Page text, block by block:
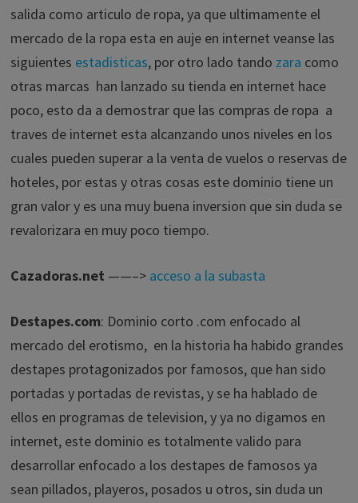
salida como articulo de ropa, ya que ultimamente el
mercado de la ropa esta en auje en internet veanse las
siguientes estadisticas, por otro lado tando zara como
otras marcas han lanzado su tienda en internet hace
poco, esto da a demostrar que las compras de ropa a
traves de internet esta alcanzando unos niveles en los
cuales pueden superar a la venta de vuelos o reservas de
hoteles, por estas y otras cosas este dominio tiene un
gran valor y es una muy buena inversion que sin duda se
revalorizara en muy poco tiempo.
Cazadoras.net ——–> acceso a la subasta
Destapes.com: Dominio corto .com enfocado al
mercado del erotismo, en la historia ha habido grandes
destapes protagonizados por famosos, que han sido
portadas y portadas de revistas, y se ha hablado de
ellos en programas de television, y ya no digamos en
internet, este dominio es totalmente valido para
desarrollar enfocado a los destapes de famosos ya
sean pillados, playeros, posados u otros, sin duda un